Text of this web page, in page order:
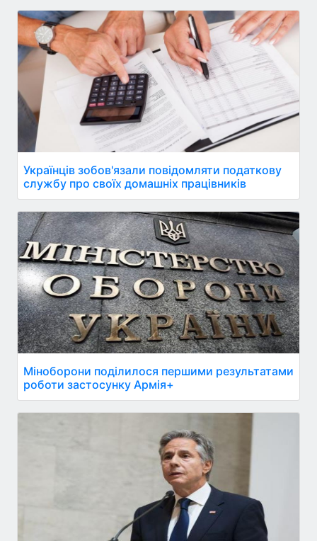
Українців зобов'язали повідомляти податкову
службу про своїх домашніх працівників
Міноборони поділилося першими результатами
роботи застосунку Армія+